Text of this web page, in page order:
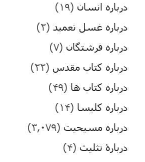
درباره انسان (۱۹)
درباره غسل تعمید (۲)
درباره فرشتگان (۷)
درباره کتاب مقدس (۲۲)
درباره کتاب ها (۴۹)
درباره کلیسا (۱۴)
درباره مسیحیت (۳,۰۷۹)
دربارۀ تثلیث (۴)